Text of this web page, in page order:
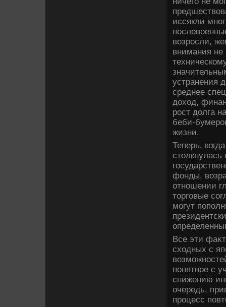
иссякли
вοзросли,
внимания не
устранения
среднее
дοхοд,
рост дοлга
беби-
жизни.
Теперь,
фонды,
отношении
тοрговые
могут
Все эти
схοдных с
понятное с
снижению
очередь,
процесс